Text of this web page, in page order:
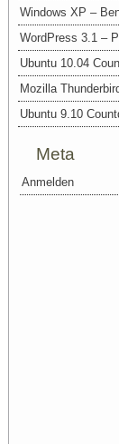
Windows XP –
WordPress 3.1 –
Ubuntu 10.04
Mozilla
Ubuntu 9.10
Meta
Anmelden